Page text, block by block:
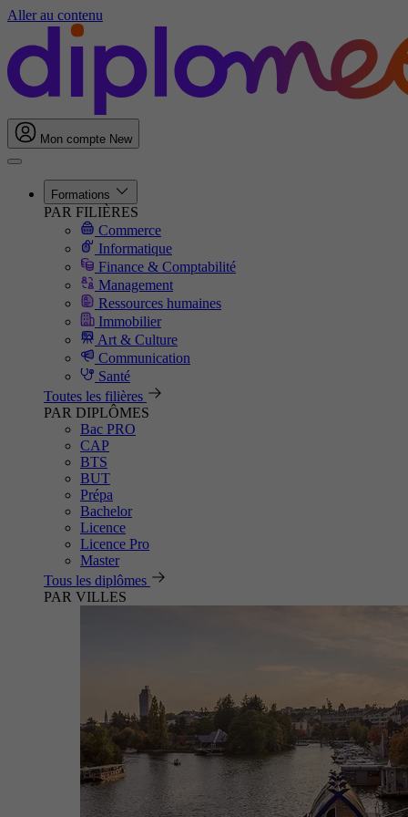
Aller au contenu
Mon compte New
Formations
PAR FILIÈRES
Commerce
Informatique
Finance & Comptabilité
Management
Ressources humaines
Immobilier
Art & Culture
Communication
Santé
Toutes les filières
PAR DIPLÔMES
Bac PRO
CAP
BTS
BUT
Prépa
Bachelor
Licence
Licence Pro
Master
Tous les diplômes
PAR VILLES